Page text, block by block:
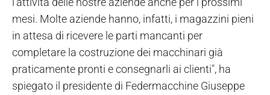
mesi. Molte aziende hanno, infatti, i magazzini pieni
in attesa di ricevere le parti mancanti per
completare la costruzione dei macchinari già
praticamente pronti e consegnarli ai clienti", ha
spiegato il presidente di Federmacchine Giuseppe